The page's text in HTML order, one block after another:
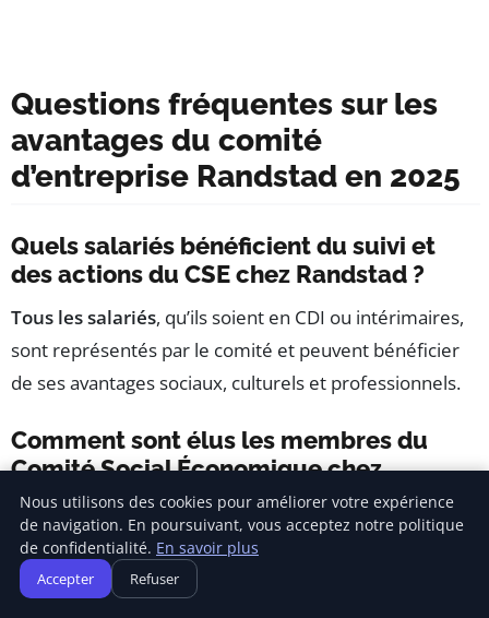
Questions fréquentes sur les
avantages du comité
d’entreprise Randstad en 2025
Quels salariés bénéficient du suivi et
des actions du CSE chez Randstad ?
Tous les salariés, qu’ils soient en CDI ou intérimaires,
sont représentés par le comité et peuvent bénéficier
de ses avantages sociaux, culturels et professionnels.
Comment sont élus les membres du
Comité Social Économique chez
Randstad ?
Les membres sont élus directement par les salariés
lors d’élections professionnelles régulières qui
garantissent une représentation démocratique
Nous utilisons des cookies pour améliorer votre expérience
de navigation. En poursuivant, vous acceptez notre politique
de confidentialité. En savoir plus
Accepter Refuser